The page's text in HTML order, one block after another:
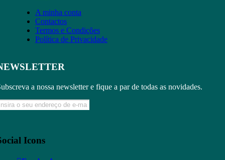
A minha conta
Contactos
Termos e Condições
Política de Privacidade
a nossa newsletter e fique a par de todas as novidades.
Icons